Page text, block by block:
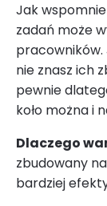
Jak
zadań może
pracowników.
nie znasz ich
pewnie
koło można i
Dlaczego
zbudowany
bardziej